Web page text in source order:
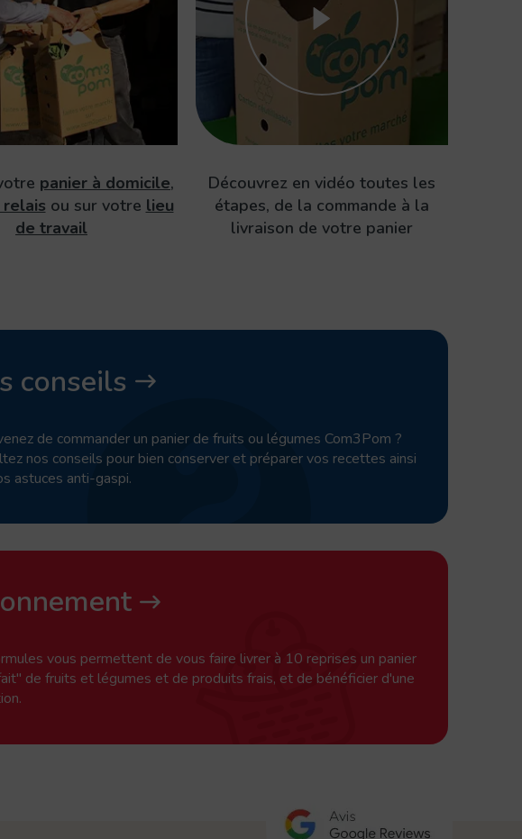
panier à domicile,
ou sur votre lieu
de travail
Découvrez en vidéo toutes les
étapes, de la commande à la
livraison de votre panier
conseils
de commander un panier de fruits ou légumes Com3Pom ?
nos conseils pour bien conserver et préparer vos recettes ainsi
astuces anti-gaspi.
vous permettent de vous faire livrer à 10 reprises un panier
de fruits et légumes et de produits frais, et de bénéficier d'une